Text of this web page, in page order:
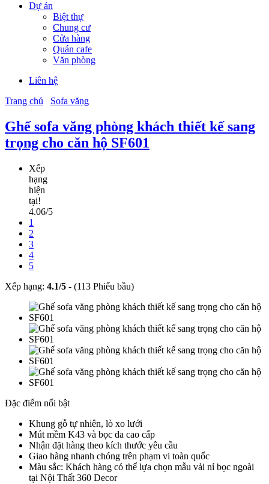
Dự án
Biệt thự
Chung cư
Cửa hàng
Quán cafe
Văn phòng
Liên hệ
Trang chủ
Sofa văng
Ghế sofa văng phòng khách thiết kế sang
trọng cho căn hộ SF601
Xếp
hạng
hiện
tại!
4.06/5
1
2
3
4
5
Xếp hạng: 4.1/5 - (113 Phiếu bầu)
Đặc điểm nổi bật
Khung gỗ tự nhiên, lò xo lưới
Mút mềm K43 và bọc da cao cấp
Nhận đặt hàng theo kích thước yêu cầu
Giao hàng nhanh chóng trên phạm vi toàn quốc
Màu sắc: Khách hàng có thể lựa chọn mẫu vải nỉ bọc ngoài
tại Nội Thất 360 Decor